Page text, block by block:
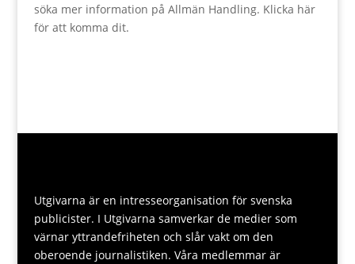
söka mer information på Allmän Handling. Klicka här
för att komma dit.
Utgivarna är en intresseorganisation för svenska
publicister. I Utgivarna samverkar de medier som
värnar yttrandefriheten och slår vakt om den
oberoende journalistiken. Våra medlemmar är